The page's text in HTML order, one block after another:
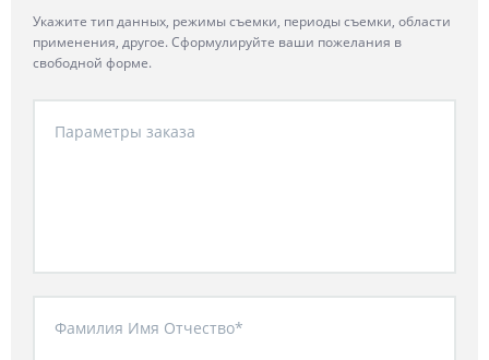
Укажите тип данных, режимы съемки, периоды съемки, области
применения, другое. Сформулируйте ваши пожелания в
свободной форме.
Параметры заказа
Фамилия Имя Отчество*